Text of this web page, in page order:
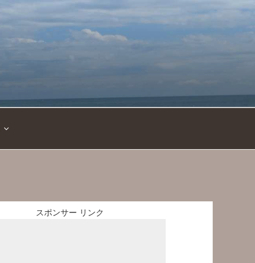
スポンサー リンク